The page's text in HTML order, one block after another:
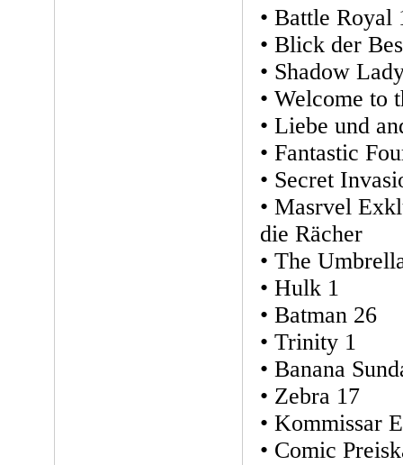
• Battle Royal
• Blick der
• Shadow
• Welcome to
• Liebe und
• Fantastic
• Secret
• Masrvel
die Rächer
• The
• Hulk 1
• Batman 26
• Trinity 1
• Banana
• Zebra 17
• Kommissar
• Comic